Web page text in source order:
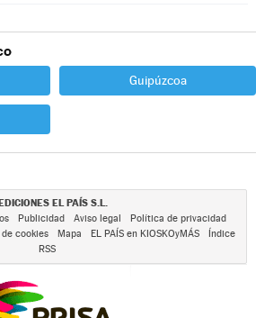
Guipúzcoa
EL PAÍS S.L.
Publicidad Aviso legal
Política de privacidad
cookies Mapa EL PAÍS en KIOSKOyMÁS
Índice
RSS